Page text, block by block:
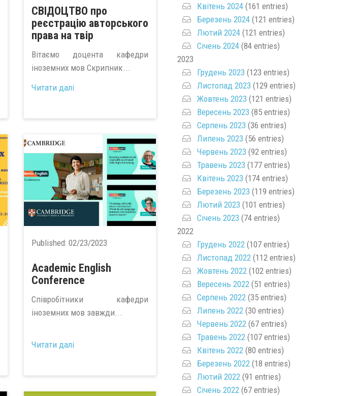
СВІДОЦТВО про
реєстрацію авторського
права на твір
Вітаємо доцента кафедри
іноземних мов Скрипник...
Читати далі
Published: 02/23/2023
Academic English
Conference
Співробітники кафедри
іноземних мов завжди...
Читати далі
Квітень 2024(161 entries)
Березень 2024(121 entries)
Лютий 2024(121 entries)
Січень 2024(84 entries)
2023
Грудень 2023 (123 entries)
Листопад 2023 (129 entries)
Жовтень 2023 (121 entries)
Вересень 2023 (85 entries)
Серпень 2023 (36 entries)
Липень 2023 (56 entries)
Червень 2023 (92 entries)
Травень 2023 (177 entries)
Квітень 2023 (174 entries)
Березень 2023 (119 entries)
Лютий 2023 (101 entries)
Січень 2023 (74 entries)
2022
Грудень 2022(107 entries)
Листопад 2022(112 entries)
Жовтень 2022(102 entries)
Вересень 2022(51 entries)
Серпень 2022(35 entries)
Липень 2022(30 entries)
Червень 2022(67 entries)
Травень 2022(107 entries)
Квітень 2022(80 entries)
Березень 2022(18 entries)
Лютий 2022(91 entries)
Січень 2022(67 entries)